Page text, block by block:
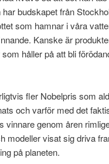
har budskapet från
som hamnar i våra
Kanske är
håller på att bli
fler Nobelpris som
och varför med det
vinnare genom åren
modeller visat sig driva
på planeten.